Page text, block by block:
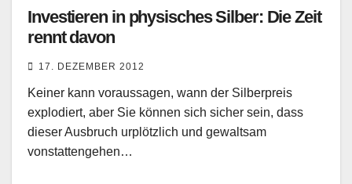
Investieren in physisches Silber: Die Zeit
rennt davon
17. DEZEMBER 2012
Keiner kann voraussagen, wann der Silberpreis
explodiert, aber Sie können sich sicher sein, dass
dieser Ausbruch urplötzlich und gewaltsam
vonstattengehen…